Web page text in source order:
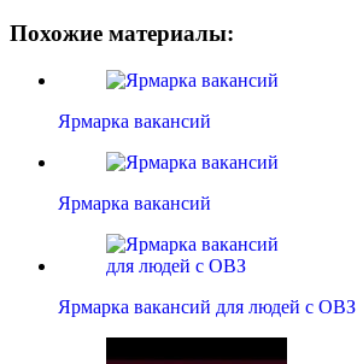
Похожие материалы:
Ярмарка вакансий
Ярмарка вакансий
Ярмарка вакансий для людей с ОВЗ